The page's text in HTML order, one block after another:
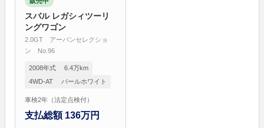
スバル レガシィツーリ
ングワゴン
2.0GT アーバンセレクショ
ン No.96
2008年式
6.4万km
4WD-AT
パールホワイト
車検2年（法定点検付）
支払総額 136万円